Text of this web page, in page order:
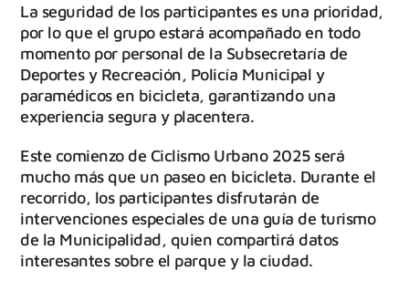
La seguridad de los participantes es una prioridad,
por lo que el grupo estará acompañado en todo
momento por personal de la Subsecretaría de
Deportes y Recreación, Policía Municipal y
paramédicos en bicicleta, garantizando una
experiencia segura y placentera.
Este comienzo de Ciclismo Urbano 2025 será
mucho más que un paseo en bicicleta. Durante el
recorrido, los participantes disfrutarán de
intervenciones especiales de una guía de turismo
de la Municipalidad, quien compartirá datos
interesantes sobre el parque y la ciudad.